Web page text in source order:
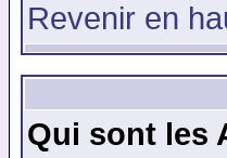
Revenir en
Qui sont les